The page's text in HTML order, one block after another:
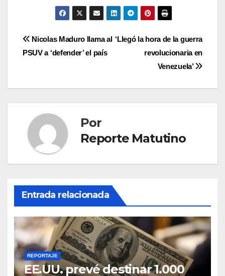
Navegación
entradas
‘Llegó la hora de la guerra
revolucionaria en
Venezuela’
Nicolas Maduro llama al
PSUV a ‘defender’ el país
Por
Reporte Matutino
Entrada relacionada
REPORTAJE
EE.UU. prevé destinar 1.000